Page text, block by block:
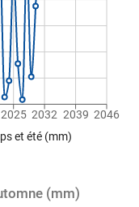
2025 2032 2039 2046
et été (mm)
(mm)